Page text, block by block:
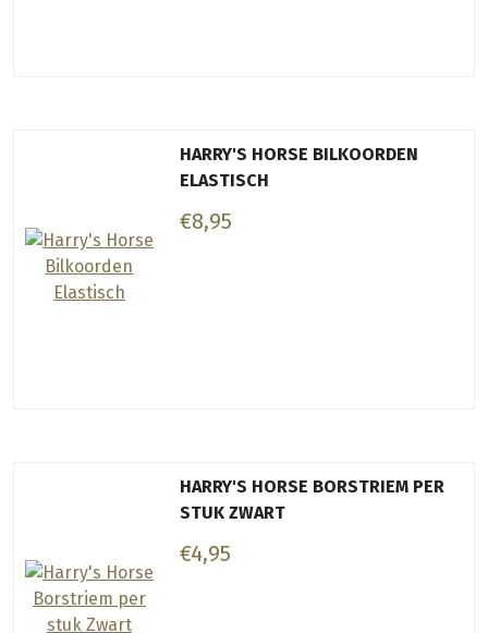
HARRY'S HORSE BILKOORDEN
ELASTISCH
€8,95
HARRY'S HORSE BORSTRIEM PER
STUK ZWART
€4,95